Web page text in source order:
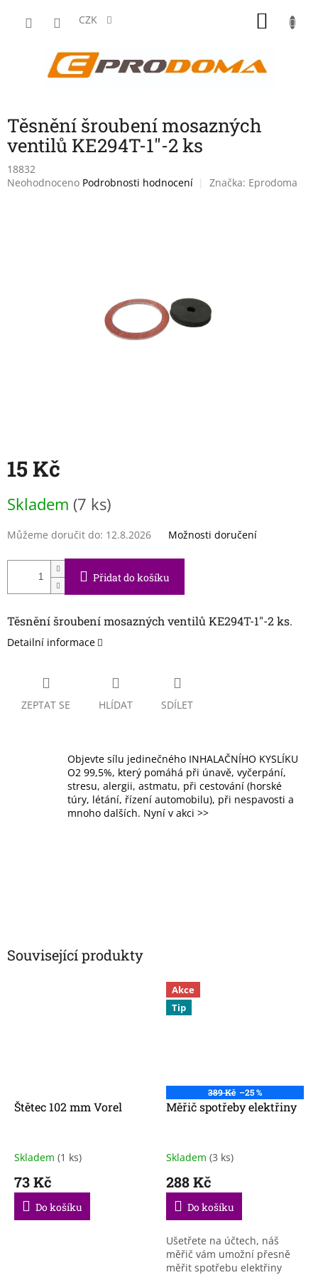
CZK
Těsnění šroubení mosazných
ventilů KE294T-1"-2 ks
18832
Průměrné
Neohodnoceno Podrobnosti hodnocení Značka: Eprodoma
15 Kč
cena:
Skladem (7 ks)
Můžeme doručit do: 12.8.2026 Možnosti doručení
Přidat do košíku
Těsnění šroubení mosazných ventilů KE294T-1"-2 ks.
Detailní informace
ZEPTAT SE HLÍDAT SDÍLET
Objevte sílu jedinečného INHALAČNÍHO KYSLÍKU
O2 99,5%, který pomáhá při únavě, vyčerpání,
stresu, alergii, astmatu, při cestování (horské
túry, létání, řízení automobilu), při nespavosti a
mnoho dalších. Nyní v akci >>
Související produkty
Štětec 102 mm Vorel
Skladem (1 ks)
73 Kč
Do košíku
Akce
Tip
389 Kč –25 %
Měřič spotřeby elektřiny
Skladem (3 ks)
288 Kč
Do košíku
Ušetřete na účtech, náš
měřič vám umožní přesně
měřit spotřebu elektřiny